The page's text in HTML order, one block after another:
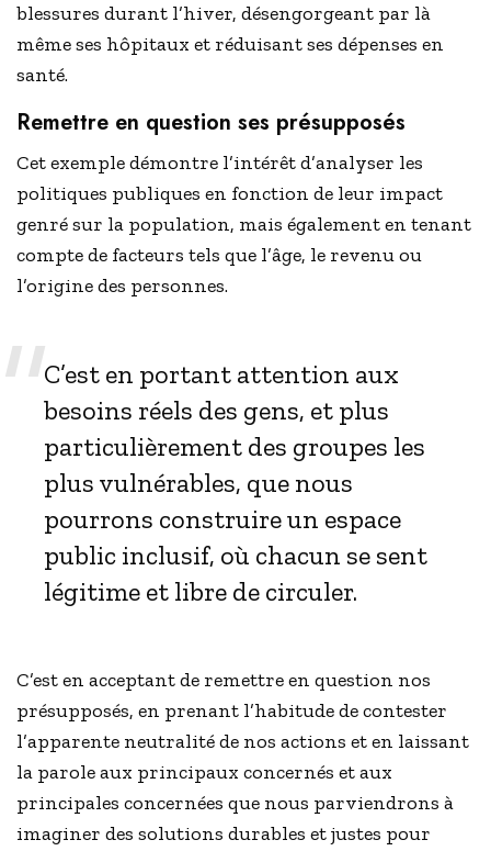
blessures durant l’hiver, désengorgeant par là
même ses hôpitaux et réduisant ses dépenses en
santé.
Remettre en question ses présupposés
Cet exemple démontre l’intérêt d’analyser les
politiques publiques en fonction de leur impact
genré sur la population, mais également en tenant
compte de facteurs tels que l’âge, le revenu ou
l’origine des personnes.
C’est en portant attention aux
besoins réels des gens, et plus
particulièrement des groupes les
plus vulnérables, que nous
pourrons construire un espace
public inclusif, où chacun se sent
légitime et libre de circuler.
C’est en acceptant de remettre en question nos
présupposés, en prenant l’habitude de contester
l’apparente neutralité de nos actions et en laissant
la parole aux principaux concernés et aux
principales concernées que nous parviendrons à
imaginer des solutions durables et justes pour